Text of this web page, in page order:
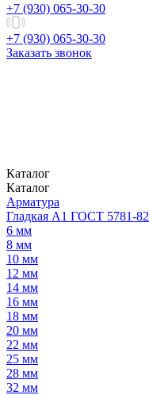
+7 (930) 065-30-30
+7 (930) 065-30-30
Заказать звонок
Каталог
Каталог
Арматура
Гладкая А1 ГОСТ 5781-82
6 мм
8 мм
10 мм
12 мм
14 мм
16 мм
18 мм
20 мм
22 мм
25 мм
28 мм
32 мм